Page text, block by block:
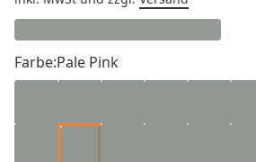
Farbe:Pale Pink